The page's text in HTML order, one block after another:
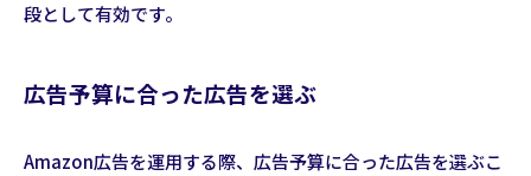
段として有効です。
広告予算に合った広告を選ぶ
Amazon広告を運用する際、広告予算に合った広告を選ぶこ